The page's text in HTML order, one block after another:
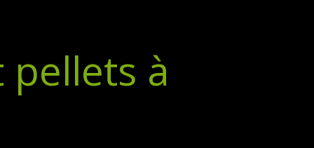
pellets à